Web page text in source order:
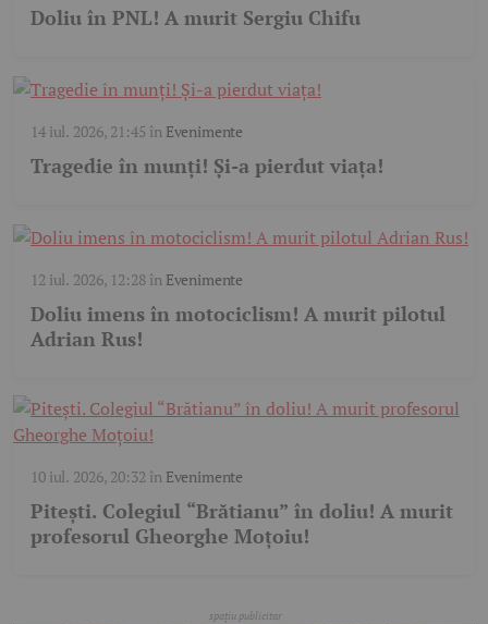
Doliu în PNL! A murit Sergiu Chifu
14 iul. 2026, 21:45 în Evenimente
Tragedie în munți! Și-a pierdut viața!
12 iul. 2026, 12:28în Evenimente
Doliu imens în motociclism! A murit pilotul
Adrian Rus!
10 iul. 2026, 20:32 în Evenimente
Pitești. Colegiul “Brătianu” în doliu! A murit
profesorul Gheorghe Moțoiu!